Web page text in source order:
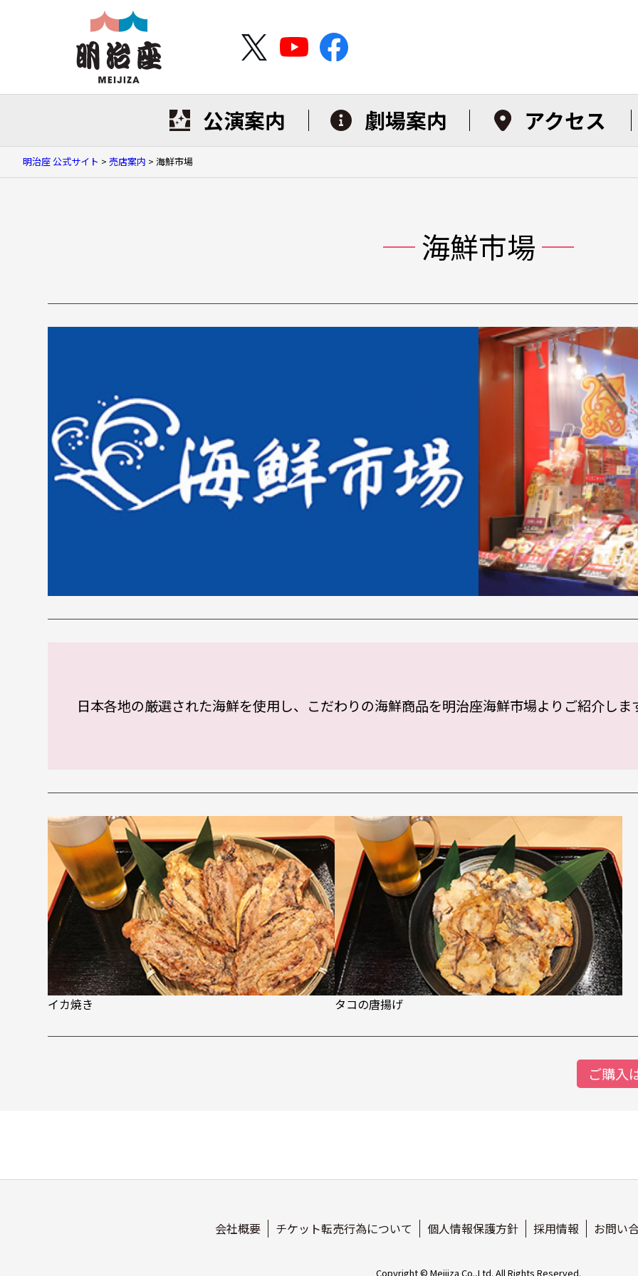
公演案内 劇場案内 アクセス
明治座 公式サイト > 売店案内 > 海鮮市場
海鮮市場
日本各地の厳選された海鮮を使用し、こだわりの海鮮商品を明治座海鮮市場よりご紹介しま
イカ焼き タコの唐揚げ
ご購入
会社概要 チケット転売行為について 個人情報保護方針 採用情報 お問い
Copyright © Meijiza Co.,Ltd. All Rights Reserved.